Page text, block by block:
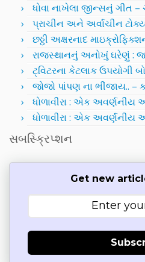
ધોવા નાખેલા જીન્સનું ગીત –
પ્રાચીન અને અર્વાચીન
છઠ્ઠી અક્ષરનાદ
રાજસ્થાનનું અનોખું ઘરેણું :
ટ્વિટરના કેટલાક ઉપયોગી
જોજો પાંપણ ના ભીંજાય.. –
ધોળાવીરા : એક અવર્ણનીય
ધોળાવીરા : એક અવર્ણનીય
સબસ્ક્રિપ્શન
Get new